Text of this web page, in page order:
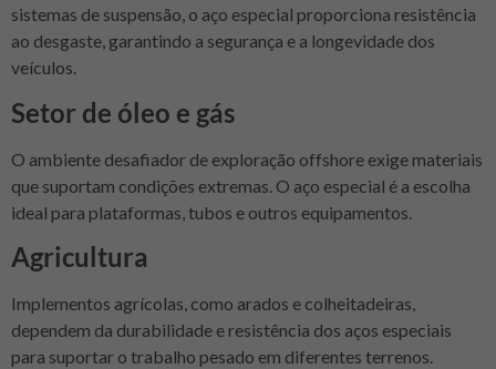
sistemas de suspensão, o aço especial proporciona resistência
ao desgaste, garantindo a segurança e a longevidade dos
veículos.
Setor de óleo e gás
O ambiente desafiador de exploração offshore exige materiais
que suportam condições extremas. O aço especial é a escolha
ideal para plataformas, tubos e outros equipamentos.
Agricultura
Implementos agrícolas, como arados e colheitadeiras,
dependem da durabilidade e resistência dos aços especiais
para suportar o trabalho pesado em diferentes terrenos.